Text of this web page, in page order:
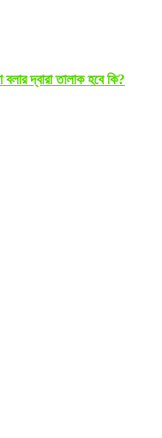
দ্বারা তালাক হবে কি?